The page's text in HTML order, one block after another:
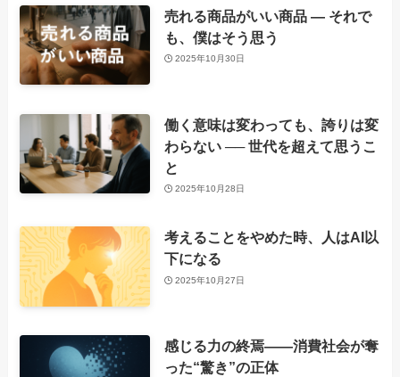
売れる商品がいい商品 ― それで
も、僕はそう思う
2025年10月30日
働く意味は変わっても、誇りは変
わらない ── 世代を超えて思うこ
と
2025年10月28日
考えることをやめた時、人はAI以
下になる
2025年10月27日
感じる力の終焉――消費社会が奪
った“驚き”の正体